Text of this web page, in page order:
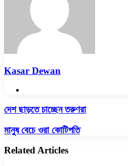
Kasar Dewan
দেশ
চাচ্ছেন
তরুণরা
দেশ ছাড়তে চাচ্ছেন তরুণরা
মানুষ
বেচে
ওরা
কোটিপতি
মানুষ বেচে ওরা কোটিপতি
Related Articles